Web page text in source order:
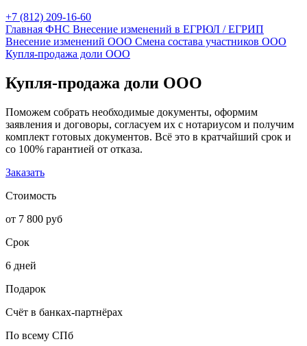
+7 (812) 209-16-60
Главная ФНС Внесение изменений в ЕГРЮЛ / ЕГРИП
Внесение изменений ООО Смена состава участников ООО
Купля-продажа доли ООО
Купля-продажа доли ООО
Поможем собрать необходимые документы, оформим
заявления и договоры, согласуем их с нотариусом и получим
комплект готовых документов. Всё это в кратчайший срок и
со 100% гарантией от отказа.
Заказать
Стоимость
от 7 800 руб
Срок
6 дней
Подарок
Счёт в банках-партнёрах
По всему СПб